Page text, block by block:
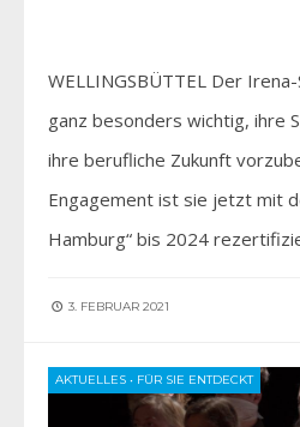
WELLINGSBÜTTEL Der
ganz besonders wichtig, ihre
ihre berufliche Zukunft
Engagement ist sie jetzt mit
Hamburg“ bis 2024
3. FEBRUAR 2021
AKTUELLES • FÜR SIE ENTDECKT